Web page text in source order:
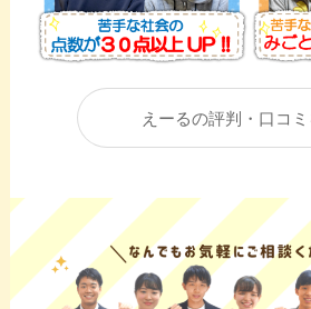
えーるの評判・口コ